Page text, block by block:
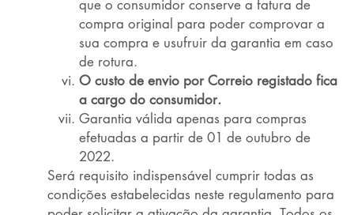
que o consumidor conserve a fatura de
compra original para poder comprovar a
sua compra e usufruir da garantia em caso
de rotura.
O custo de envio por Correio registado fica
a cargo do consumidor.
Garantia válida apenas para compras
efetuadas a partir de 01 de outubro de
2022.
Será requisito indispensável cumprir todas as
condições estabelecidas neste regulamento para